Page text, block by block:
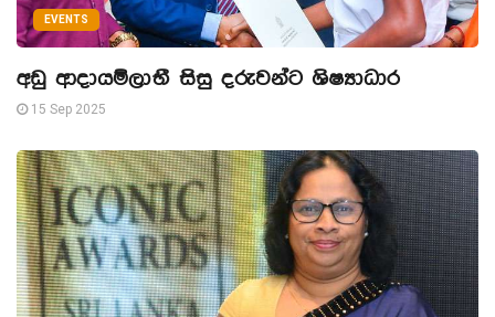
EVENTS
අඩු ආදායම්ලාභී සිසු දරුවන්ට ශිෂ්‍යාධාර
15 Sep 2025